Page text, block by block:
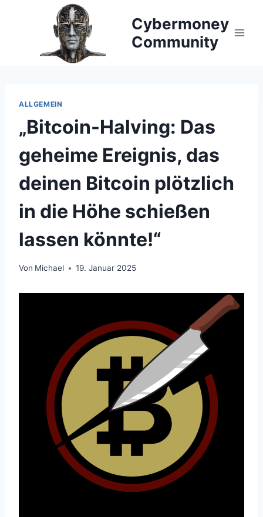
Cybermoney
Community
ALLGEMEIN
„Bitcoin-Halving: Das
geheime Ereignis, das
deinen Bitcoin plötzlich
in die Höhe schießen
lassen könnte!“
Von Michael 19. Januar 2025